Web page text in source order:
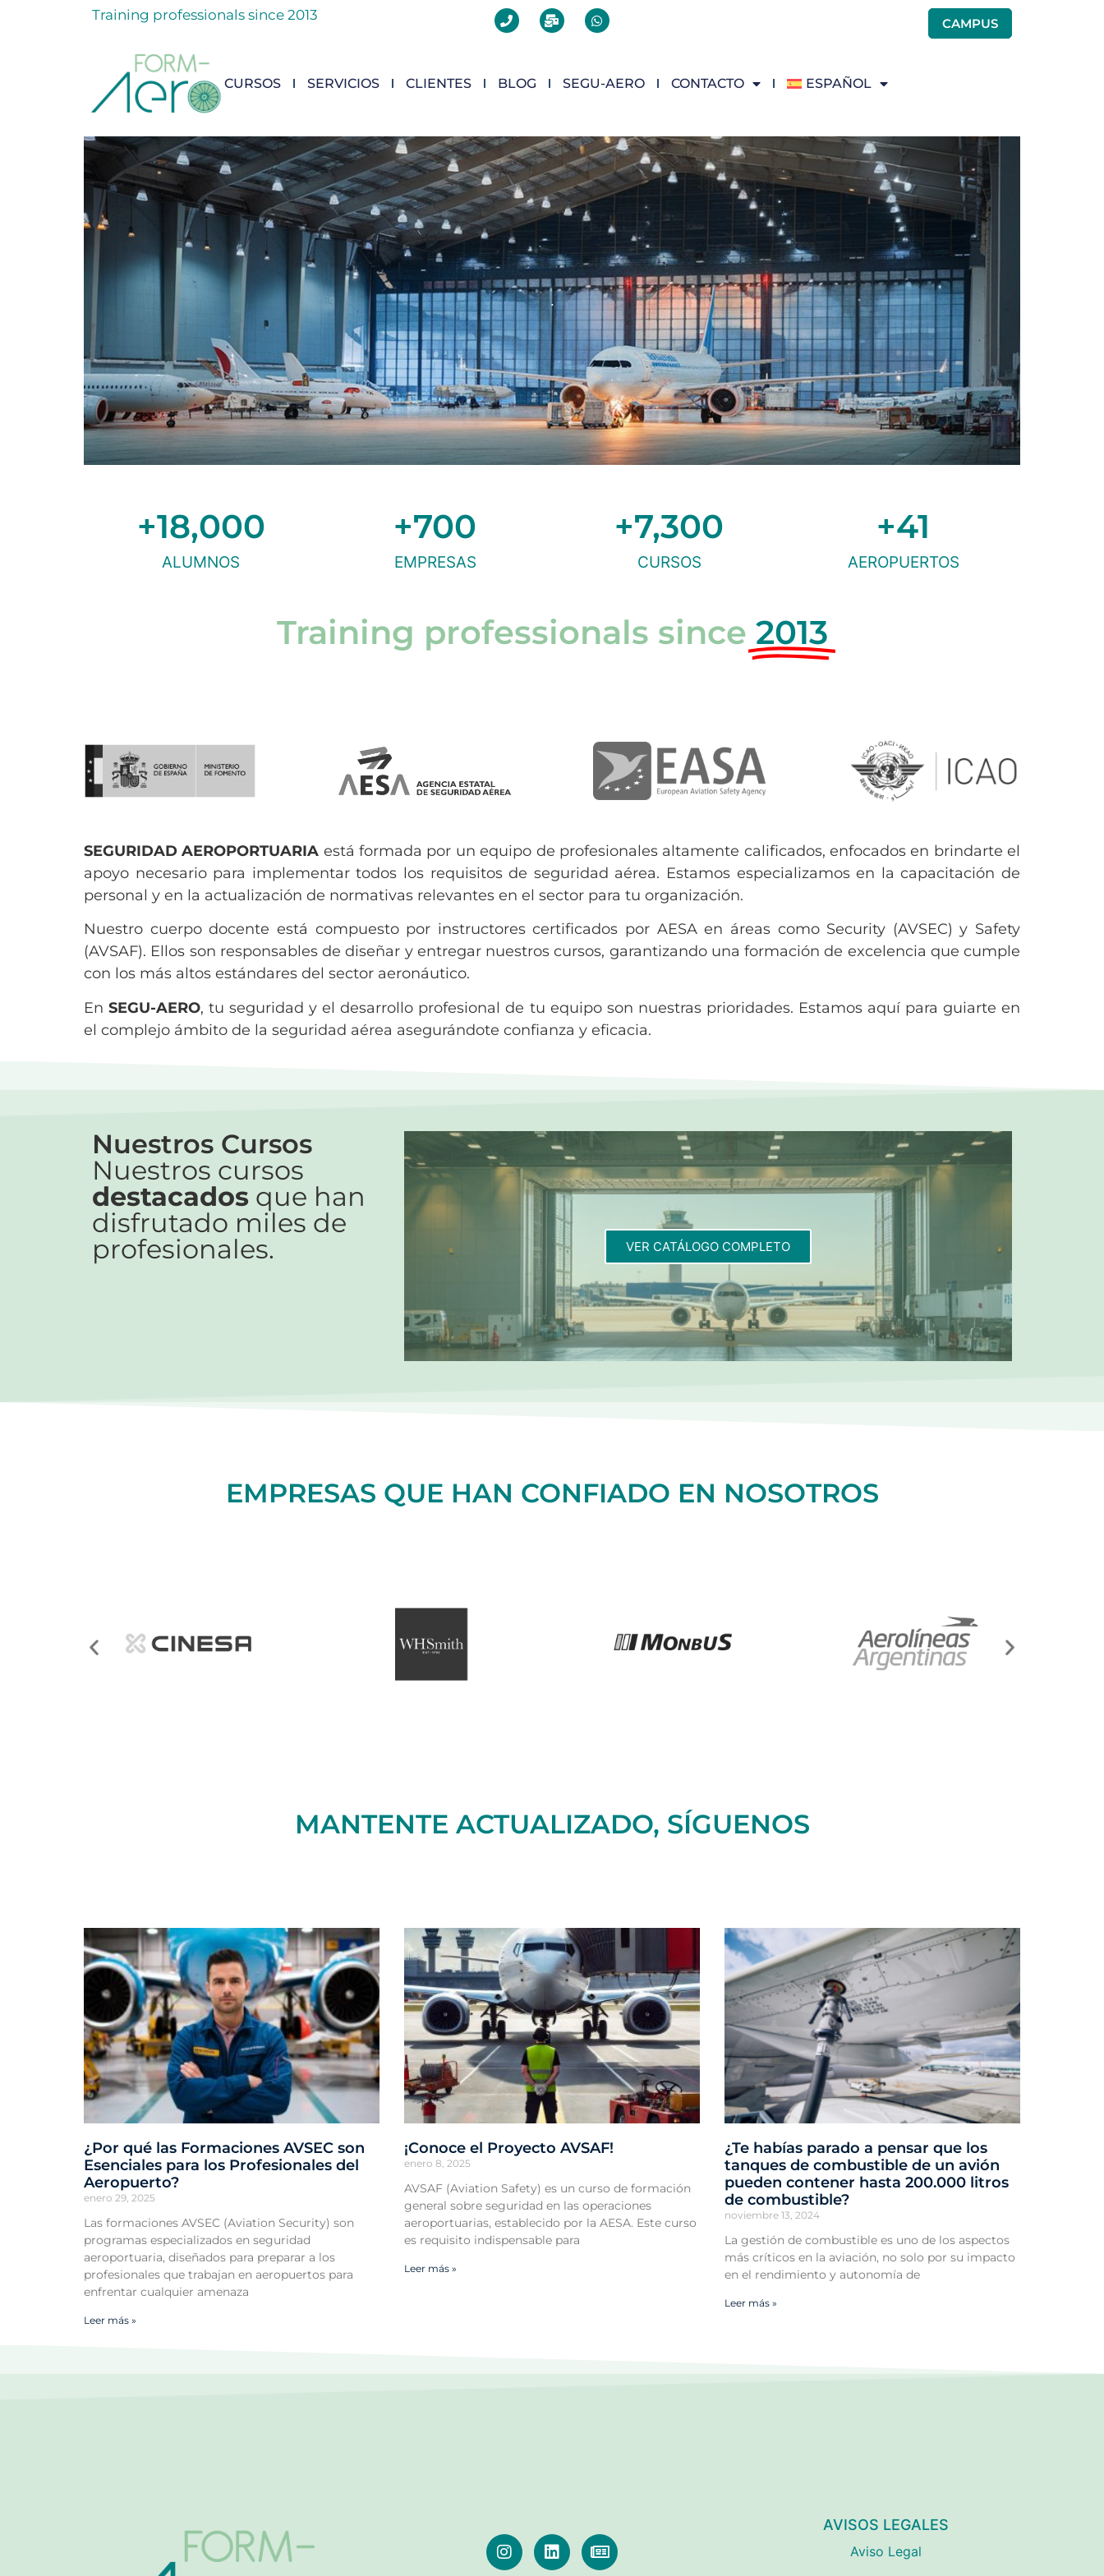
Training professionals since 2013
CAMPUS
CURSOS SERVICIOS CLIENTES BLOG SEGU-AERO CONTACTO ESPAÑOL
.
ALUMNOS
+18,000
EMPRESAS
+700
CURSOS
+7,300
AEROPUERTOS
+41
Training professionals since 2013
SEGURIDAD AEROPORTUARIA está formada por un equipo de profesionales altamente calificados, enfocados en brindarte el
apoyo necesario para implementar todos los requisitos de seguridad aérea. Estamos especializamos en la capacitación de
personal y en la actualización de normativas relevantes en el sector para tu organización.
Nuestro cuerpo docente está compuesto por instructores certificados por AESA en áreas como Security (AVSEC) y Safety
(AVSAF). Ellos son responsables de diseñar y entregar nuestros cursos, garantizando una formación de excelencia que cumple
con los más altos estándares del sector aeronáutico.
EnSEGU-AERO, tu seguridad y el desarrollo profesional de tu equipo son nuestras prioridades. Estamos aquí para guiarte en
el complejo ámbito de la seguridad aérea asegurándote confianza y eficacia.
Nuestros Cursos
Nuestros cursos
destacados que han
disfrutado miles de
profesionales.
VER CATÁLOGO COMPLETO
EMPRESAS QUE HAN CONFIADO EN NOSOTROS
MANTENTE ACTUALIZADO, SÍGUENOS
¿Por qué las Formaciones AVSEC son
Esenciales para los Profesionales del
Aeropuerto?
enero 29, 2025
Las formaciones AVSEC (Aviation Security) son
programas especializados en seguridad
aeroportuaria, diseñados para preparar a los
profesionales que trabajan en aeropuertos para
enfrentar cualquier amenaza
Leer más »
¡Conoce el Proyecto AVSAF!
enero 8, 2025
AVSAF (Aviation Safety) es un curso de formación
general sobre seguridad en las operaciones
aeroportuarias, establecido por la AESA. Este curso
es requisito indispensable para
Leer más »
¿Te habías parado a pensar que los
tanques de combustible de un avión
pueden contener hasta 200.000 litros
de combustible?
noviembre 13, 2024
La gestión de combustible es uno de los aspectos
más críticos en la aviación, no solo por su impacto
en el rendimiento y autonomía de
Leer más »
AVISOS LEGALES
Aviso Legal